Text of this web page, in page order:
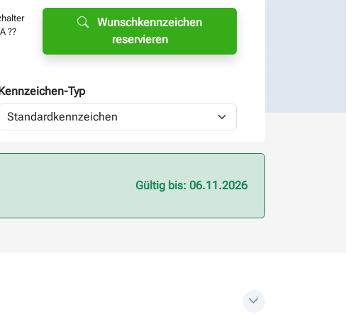
??
Wunschkennzeichen
reservieren
Typ
Gültig bis: 06.11.2026